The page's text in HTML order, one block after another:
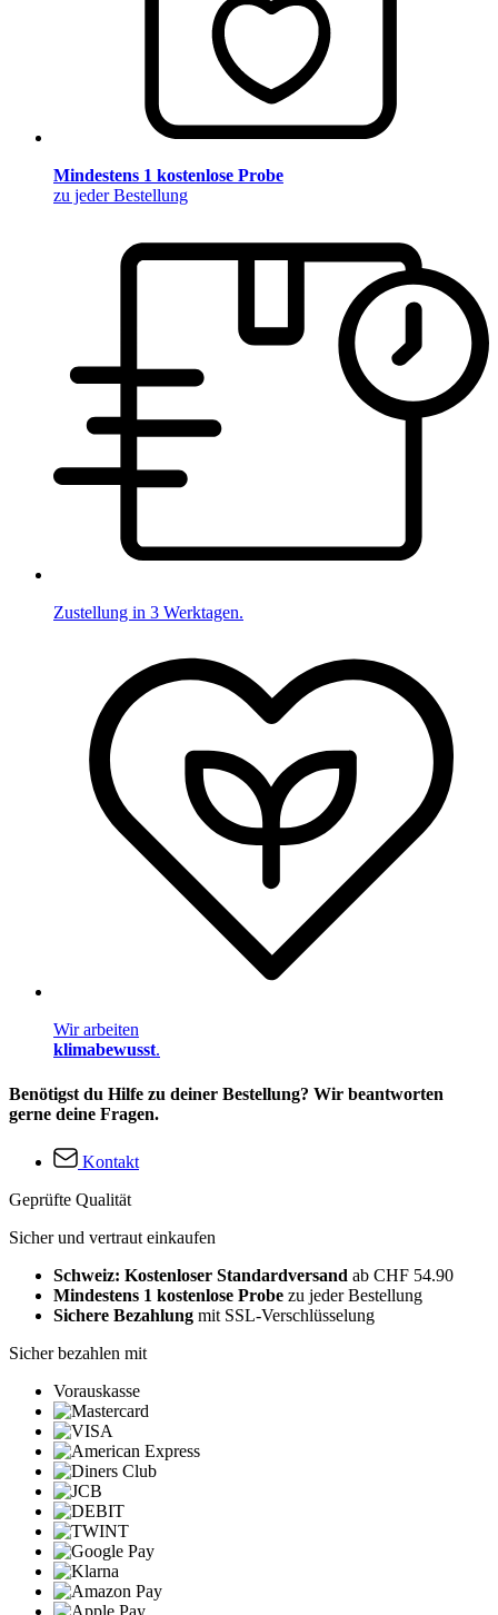
Mindestens 1 kostenlose Probe
zu jeder Bestellung
Zustellung in 3 Werktagen.
Wir arbeiten
klimabewusst.
Benötigst du Hilfe zu deiner Bestellung? Wir beantworten
gerne deine Fragen.
Kontakt
Geprüfte Qualität
Sicher und vertraut einkaufen
Schweiz: Kostenloser Standardversand ab CHF 54.90
Mindestens 1 kostenlose Probe zu jeder Bestellung
Sichere Bezahlung mit SSL-Verschlüsselung
Sicher bezahlen mit
Vorauskasse